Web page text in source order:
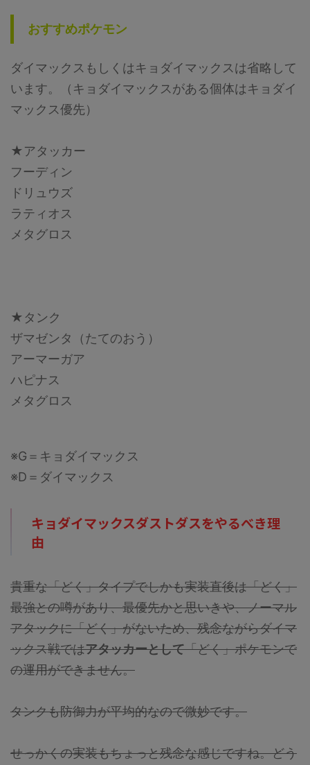
おすすめポケモン
ダイマックスもしくはキョダイマックスは省略して
います。（キョダイマックスがある個体はキョダイ
マックス優先）
★アタッカー
フーディン
ドリュウズ
ラティオス
メタグロス
★タンク
ザマゼンタ（たてのおう）
アーマーガア
ハピナス
メタグロス
※G＝キョダイマックス
※D＝ダイマックス
キョダイマックスダストダスをやるべき理
由
貴重な「どく」タイプでしかも実装直後は「どく」
最強との噂があり、最優先かと思いきや、ノーマル
アタックに「どく」がないため、残念ながらダイマ
ックス戦ではアタッカーとして「どく」ポケモンで
の運用ができません。
タンクも防御力が平均的なので微妙です。
せっかくの実装もちょっと残念な感じですね。どう